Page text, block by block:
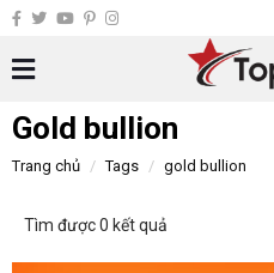
Gold bullion
Trang chủ Tags gold bullion
Tìm được 0 kết quả